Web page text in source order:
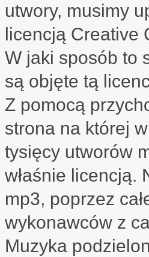
utwory, musimy
licencją Creative
W jaki sposób to
są objęte tą
Z pomocą
strona na której
tysięcy utworów
właśnie licencją.
mp3, poprzez
wykonawców z
Muzyka